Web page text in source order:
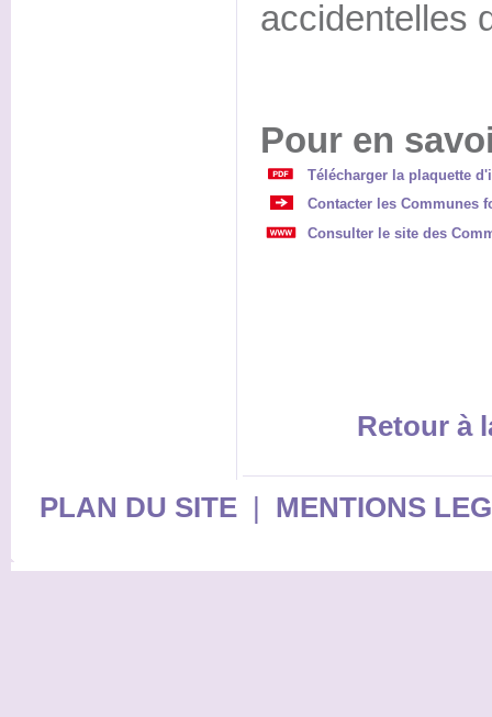
accidentelles
Pour en
Télécharger la plaquette
Contacter les Communes
Consulter le site des
Retour à
PLAN DU SITE| MENTIONS